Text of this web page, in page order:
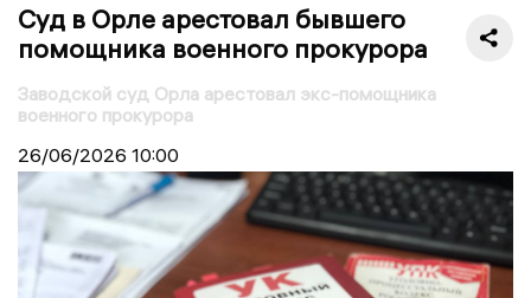
Суд в Орле арестовал бывшего
помощника военного прокурора
Заводской суд Орла арестовал экс-помощника
военного прокурора
26/06/2026 10:00